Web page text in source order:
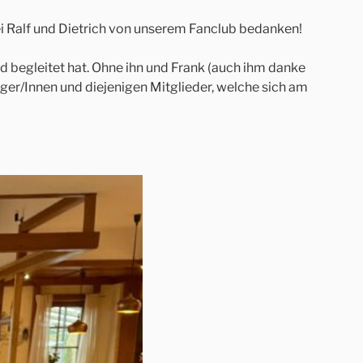
und Dietrich von unserem Fanclub bedanken!
hat. Ohne ihn und Frank (auch ihm danke
Innen und diejenigen Mitglieder, welche sich am